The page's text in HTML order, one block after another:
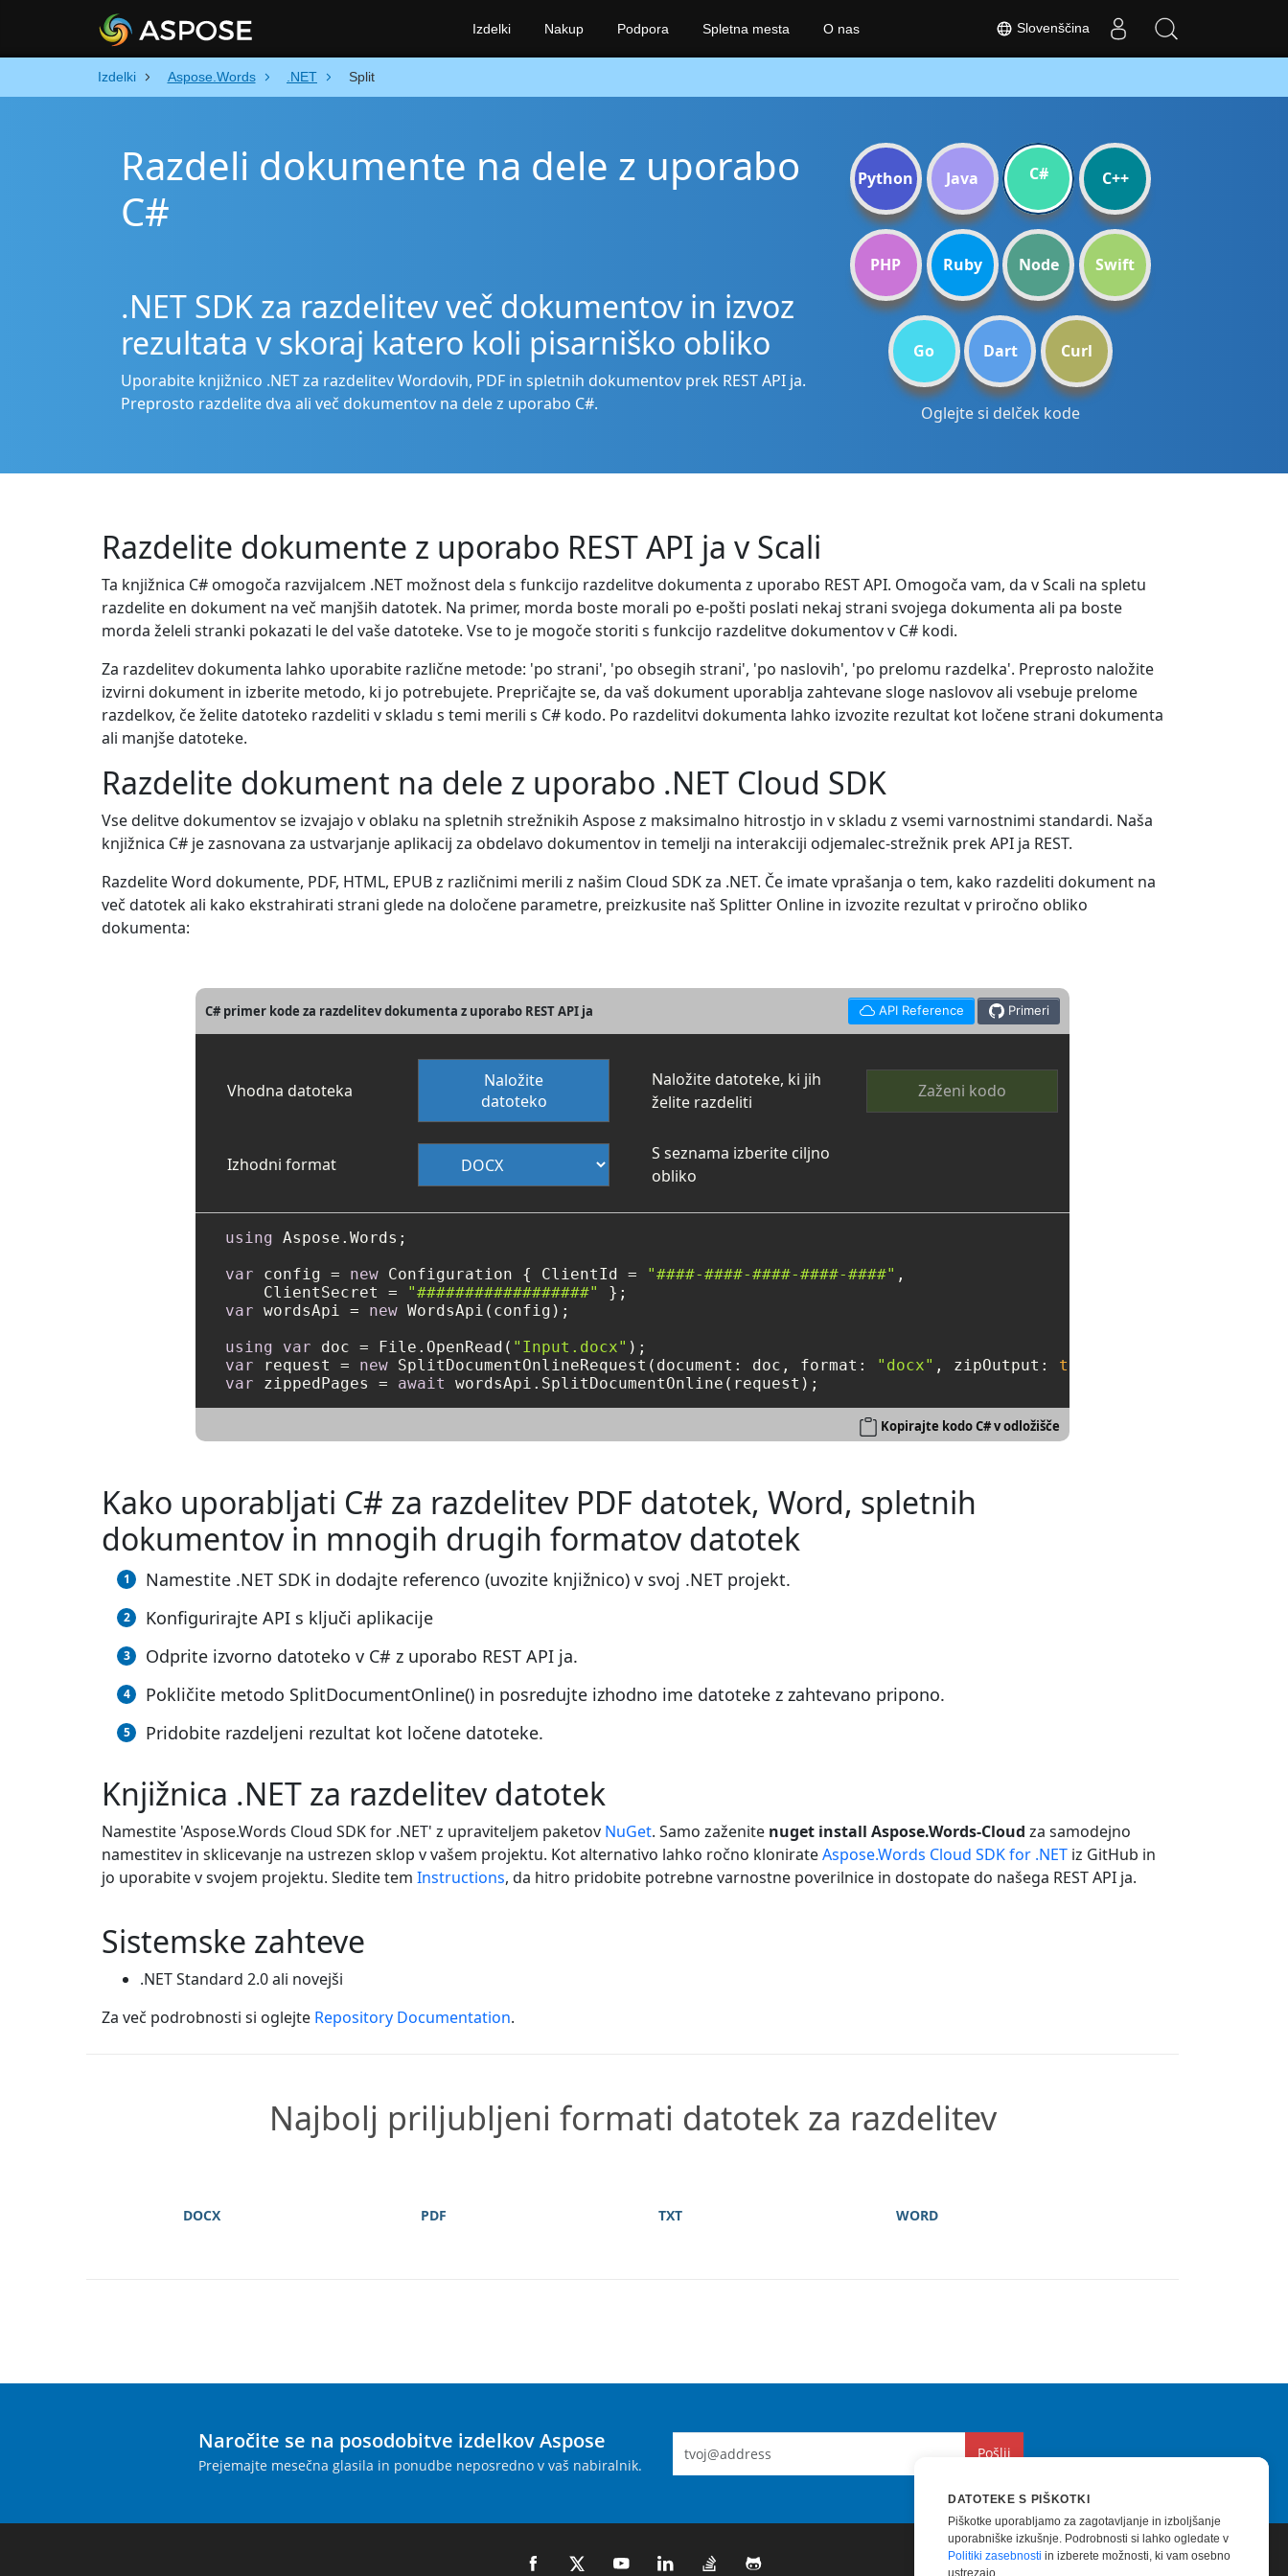
Izdelki Aspose.Words .NET Split
Razdeli dokumente na dele z uporabo
C#
.NET SDK za razdelitev več dokumentov in izvoz
rezultata v skoraj katero koli pisarniško obliko
Uporabite knjižnico .NET za razdelitev Wordovih, PDF in spletnih dokumentov prek REST API ja.
Preprosto razdelite dva ali več dokumentov na dele z uporabo C#.
Python Java C# C++
PHP Ruby Node Swift
Go Dart Curl
Oglejte si delček kode
Razdelite dokumente z uporabo REST API ja v Scali
Ta knjižnica C# omogoča razvijalcem .NET možnost dela s funkcijo razdelitve dokumenta z uporabo REST API. Omogoča vam, da v Scali na spletu
razdelite en dokument na več manjših datotek. Na primer, morda boste morali po e-pošti poslati nekaj strani svojega dokumenta ali pa boste
morda želeli stranki pokazati le del vaše datoteke. Vse to je mogoče storiti s funkcijo razdelitve dokumentov v C# kodi.
Za razdelitev dokumenta lahko uporabite različne metode: 'po strani', 'po obsegih strani', 'po naslovih', 'po prelomu razdelka'. Preprosto naložite
izvirni dokument in izberite metodo, ki jo potrebujete. Prepričajte se, da vaš dokument uporablja zahtevane sloge naslovov ali vsebuje prelome
razdelkov, če želite datoteko razdeliti v skladu s temi merili s C# kodo. Po razdelitvi dokumenta lahko izvozite rezultat kot ločene strani dokumenta
ali manjše datoteke.
Razdelite dokument na dele z uporabo .NET Cloud SDK
Vse delitve dokumentov se izvajajo v oblaku na spletnih strežnikih Aspose z maksimalno hitrostjo in v skladu z vsemi varnostnimi standardi. Naša
knjižnica C# je zasnovana za ustvarjanje aplikacij za obdelavo dokumentov in temelji na interakciji odjemalec-strežnik prek API ja REST.
Razdelite Word dokumente, PDF, HTML, EPUB z različnimi merili z našim Cloud SDK za .NET. Če imate vprašanja o tem, kako razdeliti dokument na
več datotek ali kako ekstrahirati strani glede na določene parametre, preizkusite naš Splitter Online in izvozite rezultat v priročno obliko
dokumenta:
C# primer kode za razdelitev dokumenta z uporabo REST API ja API Reference Primeri
Vhodna datoteka
Naložite
datoteko
Naložite datoteke, ki jih
želite razdeliti
Zaženi kodo
Izhodni format
S seznama izberite ciljno
obliko
using Aspose.Words;
var config = new Configuration { ClientId = "####-####-####-####-####" ,
    ClientSecret =
"##################"
var wordsApi = new WordsApi(config);
using
var doc = File.OpenRead( "Input.docx"
var request = new SplitDocumentOnlineRequest(document: doc, format: "docx" , zipOutput: true
var zippedPages = await wordsApi.SplitDocumentOnline(request);
Kopirajte kodo C# v odložišče
Kako uporabljati C# za razdelitev PDF datotek, Word, spletnih
dokumentov in mnogih drugih formatov datotek
Namestite .NET SDK in dodajte referenco (uvozite knjižnico) v svoj .NET projekt.
Konfigurirajte API s ključi aplikacije
Odprite izvorno datoteko v C# z uporabo REST API ja.
Pokličite metodo SplitDocumentOnline() in posredujte izhodno ime datoteke z zahtevano pripono.
Pridobite razdeljeni rezultat kot ločene datoteke.
Knjižnica .NET za razdelitev datotek
Namestite 'Aspose.Words Cloud SDK for .NET' z upraviteljem paketov NuGet. Samo zaženite nuget install Aspose.Words-Cloud za samodejno
namestitev in sklicevanje na ustrezen sklop v vašem projektu. Kot alternativo lahko ročno klonirateAspose.Words Cloud SDK for .NET iz GitHub in
jo uporabite v svojem projektu. Sledite tem Instructions, da hitro pridobite potrebne varnostne poverilnice in dostopate do našega REST API ja.
Sistemske zahteve
.NET Standard 2.0 ali novejši
Za več podrobnosti si oglejte Repository Documentation.
Najbolj priljubljeni formati datotek za razdelitev
DOCX PDF TXT WORD
Slovenščina
Izdelki Nakup Podpora Spletna mesta O nas
Naročite se na posodobitve izdelkov Aspose
Prejemajte mesečna glasila in ponudbe neposredno v vaš nabiralnik.
Pošlji
DATOTEKE S PIŠKOTKI
Piškotke uporabljamo za zagotavljanje in izboljšanje
uporabniške izkušnje. Podrobnosti si lahko ogledate v
Politiki zasebnosti in izberete možnosti, ki vam osebno
ustrezajo.